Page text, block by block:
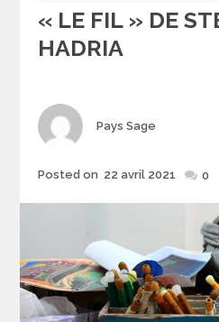
« LE FIL » DE
HADRIA
Author
Pays Sage
Posted
Posted on 22 avril 2021 0